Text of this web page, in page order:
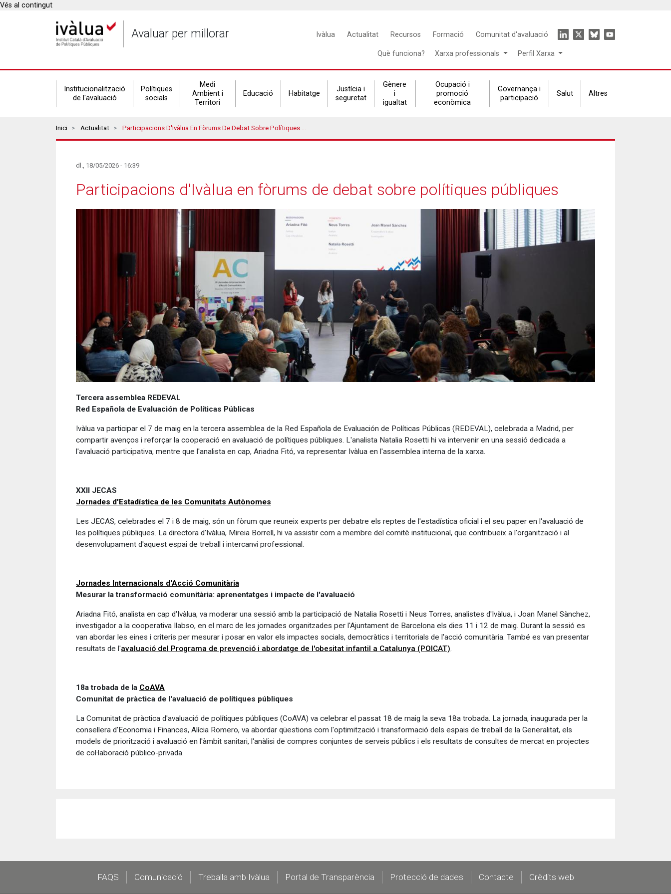
Vés al contingut
Avaluar per millorar
Main
navigation
Ivàlua Actualitat Recursos Formació Comunitat d'avaluació
Icon
menu
Què funciona? Xarxa professionals Perfil Xarxa
Secondary
navigation
Institucionalització
de l'avaluació
Polítiques
socials
Medi
Ambient i
Territori
Educació Habitatge
Justícia i
seguretat
Gènere
i
igualtat
Ocupació i
promoció
econòmica
Governança i
participació
Salut Altres
Breadcrumbs
Inici Actualitat Participacions D'Ivàlua En Fòrums De Debat Sobre Polítiques Públiques
dl., 18/05/2026 - 16:39
Participacions d'Ivàlua en fòrums de debat sobre polítiques públiques
Tercera assemblea REDEVAL
Red Española de Evaluación de Políticas Públicas
Ivàlua va participar el 7 de maig en la tercera assemblea de la Red Española de Evaluación de Políticas Públicas (REDEVAL), celebrada a Madrid, per
compartir avenços i reforçar la cooperació en avaluació de polítiques públiques. L'analista Natalia Rosetti hi va intervenir en una sessió dedicada a
l'avaluació participativa, mentre que l'analista en cap, Ariadna Fitó, va representar Ivàlua en l'assemblea interna de la xarxa.
XXII JECAS
Jornades d'Estadística de les Comunitats Autònomes
Les JECAS, celebrades el 7 i 8 de maig, són un fòrum que reuneix experts per debatre els reptes de l'estadística oficial i el seu paper en l'avaluació de
les polítiques públiques. La directora d'Ivàlua, Mireia Borrell, hi va assistir com a membre del comitè institucional, que contribueix a l'organització i al
desenvolupament d'aquest espai de treball i intercanvi professional.
Jornades Internacionals d'Acció Comunitària
Mesurar la transformació comunitària: aprenentatges i impacte de l'avaluació
Ariadna Fitó, analista en cap d'Ivàlua, va moderar una sessió amb la participació de Natalia Rosetti i Neus Torres, analistes d'Ivàlua, i Joan Manel Sànchez,
investigador a la cooperativa Ilabso, en el marc de les jornades organitzades per l'Ajuntament de Barcelona els dies 11 i 12 de maig. Durant la sessió es
van abordar les eines i criteris per mesurar i posar en valor els impactes socials, democràtics i territorials de l'acció comunitària. També es van presentar
resultats de l'avaluació del Programa de prevenció i abordatge de l'obesitat infantil a Catalunya (POICAT).
18a trobada de la CoAVA
Comunitat de pràctica de l'avaluació de polítiques públiques
La Comunitat de pràctica d'avaluació de polítiques públiques (CoAVA) va celebrar el passat 18 de maig la seva 18a trobada. La jornada, inaugurada per la
consellera d'Economia i Finances, Alícia Romero, va abordar qüestions com l'optimització i transformació dels espais de treball de la Generalitat, els
models de priorització i avaluació en l'àmbit sanitari, l'anàlisi de compres conjuntes de serveis públics i els resultats de consultes de mercat en projectes
de col·laboració público-privada.
FooterFAQS Comunicació Treballa amb Ivàlua Portal de Transparència Protecció de dades Contacte Crèdits web